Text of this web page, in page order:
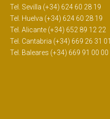
Tel. Sevilla (+34) 624 60 28 19
Tel. Huelva (+34) 624 60 28 19
Tel. Alicante (+34) 652 89 12 22
Tel. Cantabria (+34) 669 26 31 01
Tel. Baleares (+34) 669 91 00 00